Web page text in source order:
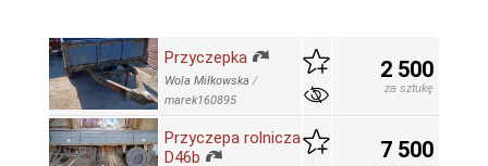
Przyczepka
Wola Miłkowska /
marek160895
2 500
za sztukę
Przyczepa rolnicza
D46b
7 500